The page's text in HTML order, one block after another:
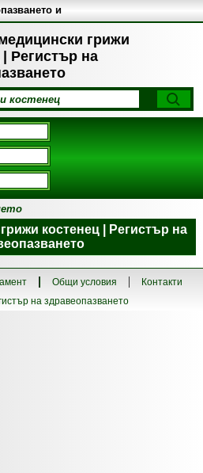
грижи
| Регистър на
и
в
костенец | Регистър на
Общи условия
Контакти
на здравеопазването